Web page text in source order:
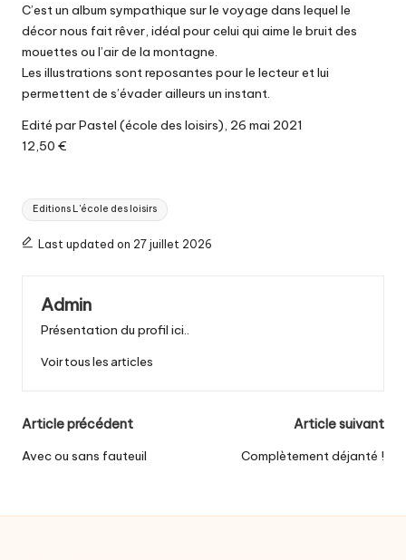
C’est un album sympathique sur le voyage dans lequel le
décor nous fait rêver, idéal pour celui qui aime le bruit des
mouettes ou l’air de la montagne.
Les illustrations sont reposantes pour le lecteur et lui
permettent de s’évader ailleurs un instant.
Edité par Pastel (école des loisirs), 26 mai 2021
12,50 €
Tags:
Editions L'école des loisirs
Last updated on 27 juillet 2026
Admin
Présentation du profil ici..
Voir tous les articles
Post
navigation
Article précédent
Avec ou sans fauteuil
Article suivant
Complètement déjanté !